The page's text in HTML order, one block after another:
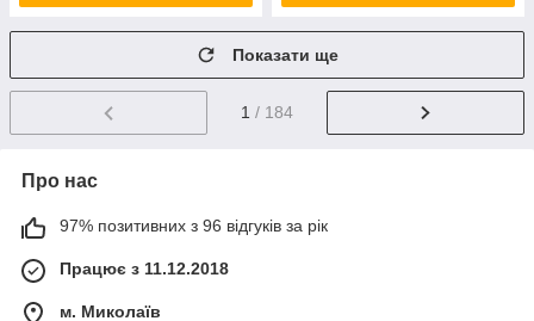
Показати ще
1 / 184
Про нас
97% позитивних з 96 відгуків за рік
Працює з 11.12.2018
м. Миколаїв